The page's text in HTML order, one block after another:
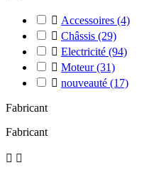
 Accessoires (4)
 Châssis (29)
 Electricité (94)
 Moteur(31)
 nouveauté (17)
Fabricant
Fabricant
 